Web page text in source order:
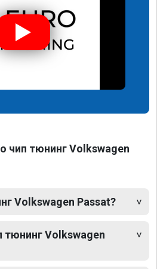
чип тюнинг Volkswagen
Volkswagen Passat?
тюнинг Volkswagen